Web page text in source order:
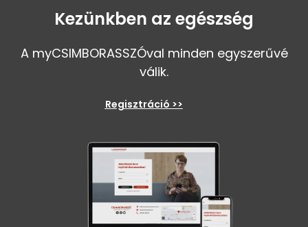
Kezünkben az egészség
A myCSIMBORASSZÓval minden egyszerűvé
válik.
Regisztráció >>